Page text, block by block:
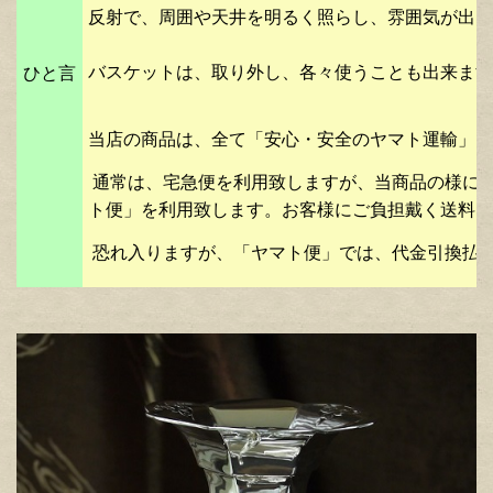
ひと言
反射で、周囲や天井を明るく照らし、雰囲気が出
バスケットは、取り外し、各々使うことも出来ま
当店の商品は、全て「安心・安全のヤマト運輸」
通常は、宅急便を利用致しますが、当商品の様に
ト便」を利用致します。お客様にご負担戴く送料
恐れ入りますが、「ヤマト便」では、代金引換払